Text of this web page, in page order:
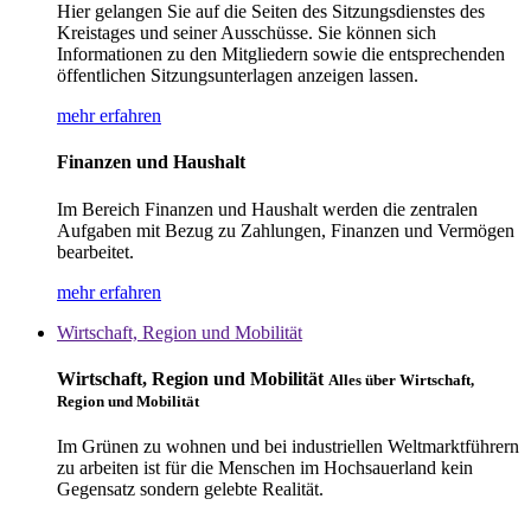
Hier gelangen Sie auf die Seiten des Sitzungsdienstes des
Kreistages und seiner Ausschüsse. Sie können sich
Informationen zu den Mitgliedern sowie die entsprechenden
öffentlichen Sitzungsunterlagen anzeigen lassen.
mehr erfahren
Finanzen und Haushalt
Im Bereich Finanzen und Haushalt werden die zentralen
Aufgaben mit Bezug zu Zahlungen, Finanzen und Vermögen
bearbeitet.
mehr erfahren
Wirtschaft, Region und Mobilität
Wirtschaft, Region und Mobilität Alles über Wirtschaft,
Region und Mobilität
Im Grünen zu wohnen und bei industriellen Weltmarktführern
zu arbeiten ist für die Menschen im Hochsauerland kein
Gegensatz sondern gelebte Realität.